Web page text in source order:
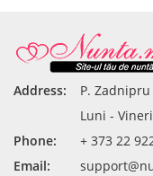
Address:
P.
Luni -
Phone:
+ 373 22
Email: